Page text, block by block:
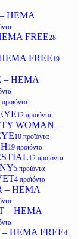
HEMA
FREE28
FREE19
– HEMA
12 προϊόντα
WOMAN –
10 προϊόντα
19 προϊόντα
12 προϊόντα
5 προϊόντα
4 προϊόντα
– HEMA
– HEMA
HEMA FREE4